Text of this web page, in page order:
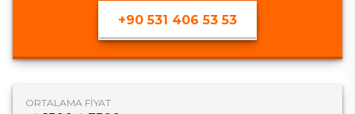
+90 531 406 53 53
ORTALAMA FIYAT